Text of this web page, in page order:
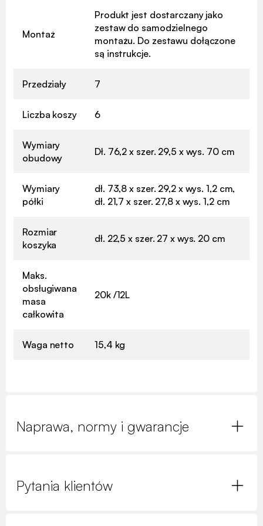
Montaż
Produkt jest dostarczany jako
zestaw do samodzielnego
montażu. Do zestawu dołączone
są instrukcje.
Przedziały 7
Liczba koszy 6
Wymiary
obudowy
Dł. 76,2 x szer. 29,5 x wys. 70 cm
Wymiary
półki
dł. 73,8 x szer. 29,2 x wys. 1,2 cm,
dł. 21,7 x szer. 27,8 x wys. 1,2 cm
Rozmiar
koszyka
dł. 22,5 x szer. 27 x wys. 20 cm
Maks.
obsługiwana
masa
całkowita
20k /12L
Waga netto 15,4 kg
Naprawa, normy i gwarancje
Pytania klientów